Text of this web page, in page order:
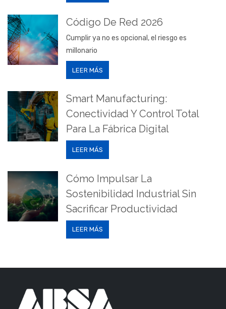
Código De Red 2026
Cumplir ya no es opcional, el riesgo es
millonario
LEER MÁS
Smart Manufacturing:
Conectividad Y Control Total
Para La Fábrica Digital
LEER MÁS
Cómo Impulsar La
Sostenibilidad Industrial Sin
Sacrificar Productividad
LEER MÁS